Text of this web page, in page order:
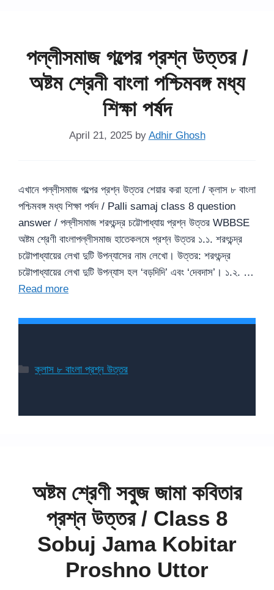
পল্লীসমাজ গল্পের প্রশ্ন উত্তর /
অষ্টম শ্রেনী বাংলা পশ্চিমবঙ্গ মধ্য
শিক্ষা পর্ষদ
April 21, 2025 by Adhir Ghosh
এখানে পল্লীসমাজ গল্পের প্রশ্ন উত্তর শেয়ার করা হলো / ক্লাস ৮ বাংলা
পশ্চিমবঙ্গ মধ্য শিক্ষা পর্ষদ / Palli samaj class 8 question
answer / পল্লীসমাজ শরৎচন্দ্র চট্টোপাধ্যায় প্রশ্ন উত্তর WBBSE
অষ্টম শ্রেণী বাংলাপল্লীসমাজ হাতেকলমে প্রশ্ন উত্তর ১.১. শরৎচন্দ্র
চট্টোপাধ্যায়ের লেখা দুটি উপন্যাসের নাম লেখো। উত্তর: শরৎচন্দ্র
চট্টোপাধ্যায়ের লেখা দুটি উপন্যাস হল ‘বড়দিদি’ এবং ‘দেবদাস’। ১.২. …
Read more
Categories
ক্লাস ৮ বাংলা প্রশ্ন উত্তর
অষ্টম শ্রেণী সবুজ জামা কবিতার
প্রশ্ন উত্তর / Class 8
Sobuj Jama Kobitar
Proshno Uttor